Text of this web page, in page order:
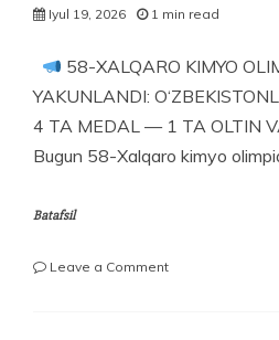
Iyul 19, 2026 1 min read
58-XALQARO KIMYO
YAKUNLANDI:
4 TA MEDAL — 1 TA OLTIN
Bugun 58-Xalqaro kimyo
Batafsil
Leave a Commenton